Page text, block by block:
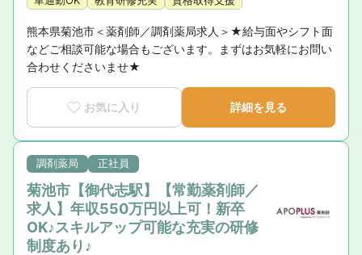
熊本県菊池市＜薬剤師／調剤薬局求人＞★給与面やシフト面
などご相談可能な場合もございます。まずはお気軽にお問い
合わせくださいませ★
お気に入り 詳細を見る
調剤薬局 正社員
菊池市【御代志駅】【常勤薬剤師／
求人】年収550万円以上可！新卒
OK♪スキルアップ可能な充実の研修
制度あり♪